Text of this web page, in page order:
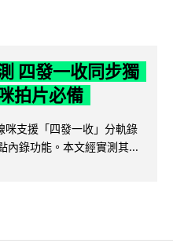
四發一收同步獨
拍片必備
支援「四發一收」分軌錄
內錄功能。本文經實測其...